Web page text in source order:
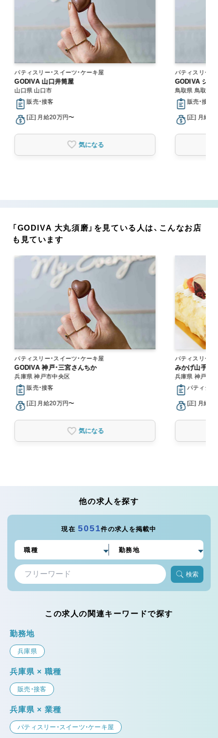
パティスリー・スイーツ・ケーキ屋
GODIVA 山口井筒屋
山口県 山口市
販売・接客
[正] 月給20万円〜
気になる
パティスリー・
GODIVA シャ
鳥取県 鳥取市
販売・接客
[正] 月給
「GODIVA 大丸須磨」を見ている人は、こんなお店
も見ています
パティスリー・スイーツ・ケーキ屋
GODIVA 神戸･三宮さんちか
兵庫県 神戸市中央区
販売・接客
[正] 月給20万円〜
気になる
パティスリー・
みかげ山手ロ
兵庫県 神戸市
パティシエ
[正] 月給
他の求人を探す
現在5051件の求人を掲載中
検索
この求人の関連キーワードで探す
勤務地
兵庫県
兵庫県 × 職種
販売・接客
兵庫県 × 業種
パティスリー・スイーツ・ケーキ屋